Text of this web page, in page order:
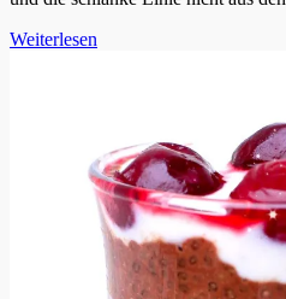
Weiterlesen